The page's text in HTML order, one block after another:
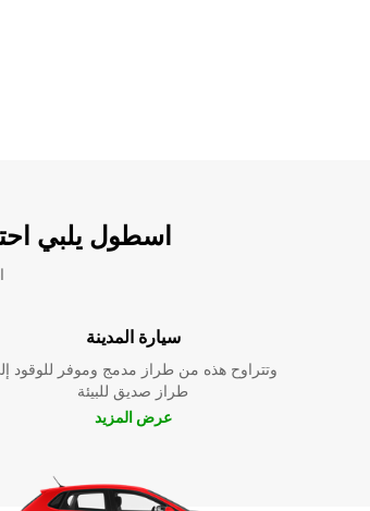
اسطول يلبي
سيارة المدينة
وتتراوح هذه من طراز مدمج وموفر للوقود
طراز صديق للبيئة
عرض المزيد